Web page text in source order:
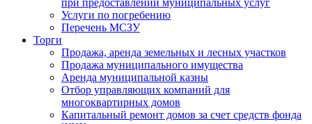
при предоставлении муниципальных услуг
Услуги по погребению
Перечень МСЗУ
Торги
Продажа, аренда земельных и лесных участков
Продажа муниципального имущества
Аренда муниципальной казны
Отбор управляющих компаний для
многоквартирных домов
Капитальный ремонт домов за счет средств фонда